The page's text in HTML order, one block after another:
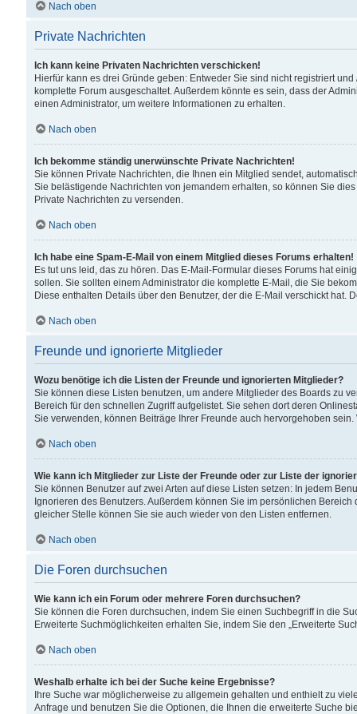
Nach oben
Private Nachrichten
Ich kann keine Privaten Nachrichten verschicken!
Hierfür kann es drei Gründe geben: Entweder Sie sind nicht registriert
komplette Forum ausgeschaltet. Außerdem könnte es sein, dass der
einen Administrator, um weitere Informationen zu erhalten.
Nach oben
Ich bekomme ständig unerwünschte Private Nachrichten!
Sie können Private Nachrichten, die Ihnen ein Mitglied sendet,
Sie belästigende Nachrichten von jemandem erhalten, so können Sie
Private Nachrichten zu versenden.
Nach oben
Ich habe eine Spam-E-Mail von einem Mitglied dieses Forums erhalten!
Es tut uns leid, das zu hören. Das E-Mail-Formular dieses Forums hat
sollen. Sie sollten einem Administrator die komplette E-Mail, die Sie
Diese enthalten Details über den Benutzer, der die E-Mail verschickt hat.
Nach oben
Freunde und ignorierte Mitglieder
Wozu benötige ich die Listen der Freunde und ignorierten Mitglieder?
Sie können diese Listen benutzen, um andere Mitglieder des Boards zu
Bereich für den schnellen Zugriff aufgelistet. Sie sehen dort deren
Sie verwenden, können Beiträge Ihrer Freunde auch hervorgehoben
Nach oben
Wie kann ich Mitglieder zur Liste der Freunde oder zur Liste der
Sie können Benutzer auf zwei Arten auf diese Listen setzen: In jedem
Ignorieren des Benutzers. Außerdem können Sie im persönlichen
gleicher Stelle können Sie sie auch wieder von den Listen entfernen.
Nach oben
Die Foren durchsuchen
Wie kann ich ein Forum oder mehrere Foren durchsuchen?
Sie können die Foren durchsuchen, indem Sie einen Suchbegriff in die
Erweiterte Suchmöglichkeiten erhalten Sie, indem Sie den „Erweiterte
Nach oben
Weshalb erhalte ich bei der Suche keine Ergebnisse?
Ihre Suche war möglicherweise zu allgemein gehalten und enthielt zu
Anfrage und benutzen Sie die Optionen, die Ihnen die erweiterte Suche